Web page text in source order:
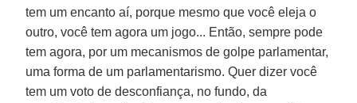
tem um encanto aí, porque mesmo que você eleja o
outro, você tem agora um jogo... Então, sempre pode
tem agora, por um mecanismos de golpe parlamentar,
uma forma de um parlamentarismo. Quer dizer você
tem um voto de desconfiança, no fundo, da